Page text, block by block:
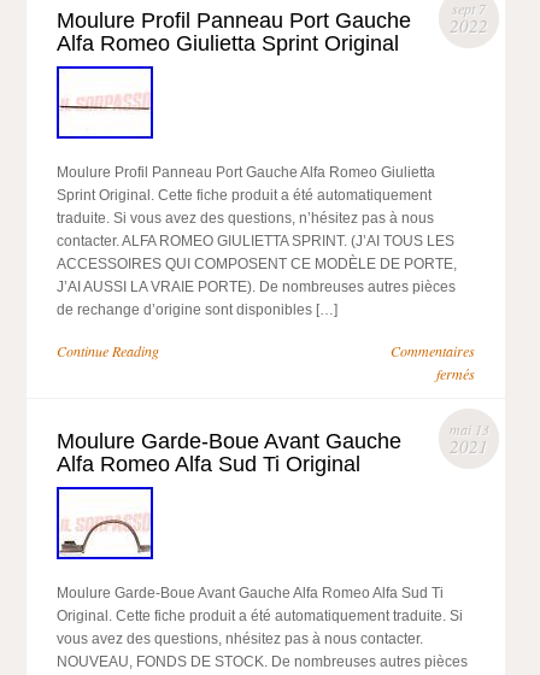
sept 7
2022
Moulure Profil Panneau Port Gauche
Alfa Romeo Giulietta Sprint Original
Moulure Profil Panneau Port Gauche Alfa Romeo Giulietta
Sprint Original. Cette fiche produit a été automatiquement
traduite. Si vous avez des questions, n’hésitez pas à nous
contacter. ALFA ROMEO GIULIETTA SPRINT. (J’AI TOUS LES
ACCESSOIRES QUI COMPOSENT CE MODÈLE DE PORTE,
J’AI AUSSI LA VRAIE PORTE). De nombreuses autres pièces
de rechange d’origine sont disponibles […]
Continue Reading
Commentaires
fermés
mai 13
2021
Moulure Garde-Boue Avant Gauche
Alfa Romeo Alfa Sud Ti Original
Moulure Garde-Boue Avant Gauche Alfa Romeo Alfa Sud Ti
Original. Cette fiche produit a été automatiquement traduite. Si
vous avez des questions, nhésitez pas à nous contacter.
NOUVEAU, FONDS DE STOCK. De nombreuses autres pièces